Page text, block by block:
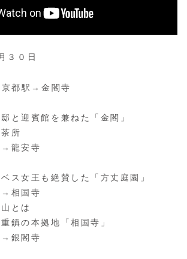
３０日
都駅→金閣寺
と迎賓館を兼ねた「金閣」
所
龍安寺
ス女王も絶賛した「方丈庭園」
相国寺
とは
鎮の本拠地「相国寺」
銀閣寺